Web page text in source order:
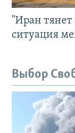
"Иран тянет
ситуация
Выбор